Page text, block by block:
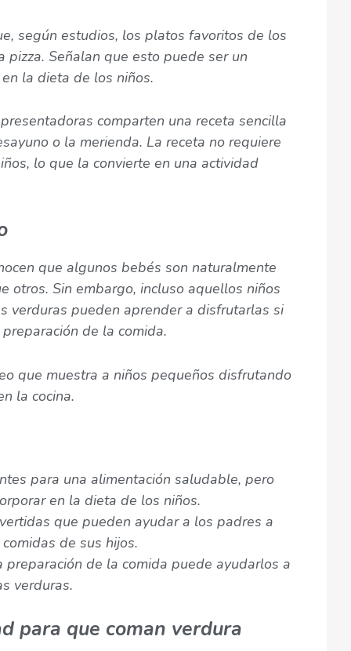
según estudios, los platos favoritos de los
Señalan que esto puede ser un
la dieta de los niños.
comparten una receta sencilla
o la merienda. La receta no requiere
lo que la convierte en una actividad
que algunos bebés son naturalmente
otros. Sin embargo, incluso aquellos niños
verduras pueden aprender a disfrutarlas si
de la comida.
que muestra a niños pequeños disfrutando
la cocina.
para una alimentación saludable, pero
en la dieta de los niños.
que pueden ayudar a los padres a
de sus hijos.
preparación de la comida puede ayudarlos a
verduras.
para que coman verdura